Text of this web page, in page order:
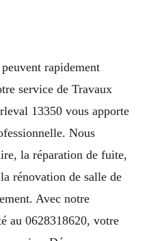
rapidement
service de Travaux
13350 vous apporte
Nous
la réparation de fuite,
rénovation de salle de
Avec notre
au 0628318620, votre